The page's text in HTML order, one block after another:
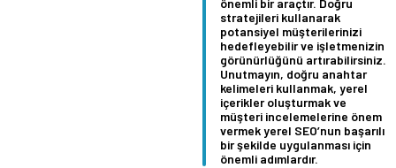
stratejileri kullanarak
potansiyel müşterilerinizi
hedefleyebilir ve işletmenizin
görünürlüğünü artırabilirsiniz.
Unutmayın, doğru anahtar
kelimeleri kullanmak, yerel
içerikler oluşturmak ve
müşteri incelemelerine önem
vermek yerel SEO’nun başarılı
bir şekilde uygulanması için
önemli adımlardır.